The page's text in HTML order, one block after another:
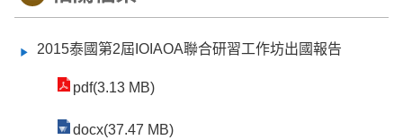
2015泰國第2屆IOIAOA聯合研習工作坊出國報告
pdf(3.13 MB)
docx(37.47 MB)